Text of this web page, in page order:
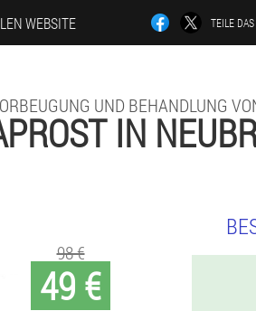
WEBSITE TEILE DAS
UND BEHANDLUNG
IN
49 €
98 €